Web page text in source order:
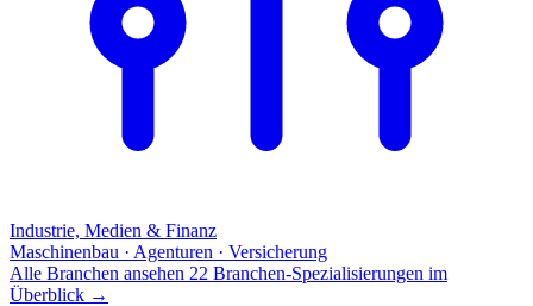
Industrie, Medien & Finanz
Maschinenbau · Agenturen · Versicherung
Alle Branchen ansehen 22 Branchen-Spezialisierungen im
Überblick →